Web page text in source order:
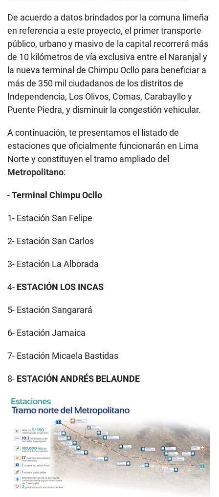
De acuerdo a datos brindados por la comuna limeña
en referencia a este proyecto, el primer transporte
público, urbano y masivo de la capital recorrerá más
de 10 kilómetros de vía exclusiva entre el Naranjal y
la nueva terminal de Chimpu Ocllo para beneficiar a
más de 350 mil ciudadanos de los distritos de
Independencia, Los Olivos, Comas, Carabayllo y
Puente Piedra, y disminuir la congestión vehicular.
A continuación, te presentamos el listado de
estaciones que oficialmente funcionarán en Lima
Norte y constituyen el tramo ampliado del
Metropolitano:
-Terminal Chimpu Ocllo
1- Estación San Felipe
2- Estación San Carlos
3- Estación La Alborada
4- ESTACIÓN LOS INCAS
5- Estación Sangarará
6- Estación Jamaica
7- Estación Micaela Bastidas
8- ESTACIÓN ANDRÉS BELAUNDE